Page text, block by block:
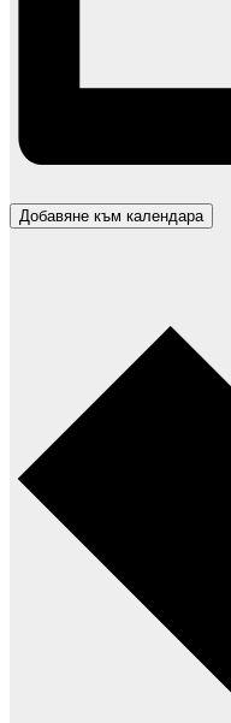
Добавяне към календара